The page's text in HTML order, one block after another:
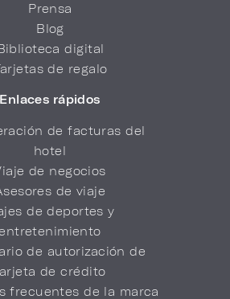
Prensa
Blog
digital
de regalo
Enlaces rápidos
de facturas del
hotel
de negocios
de viaje
de deportes y
de autorización de
de crédito
frecuentes de la marca